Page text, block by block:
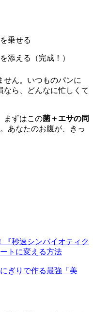
乗せる
添える（完成！）
せん。いつものパンに
なら、どんなに忙しくて
まずはこの菌＋エサの同
あなたのお腹が、きっ
『秒速シンバイオティク
トに変える方法
ぎりで作る最強「美